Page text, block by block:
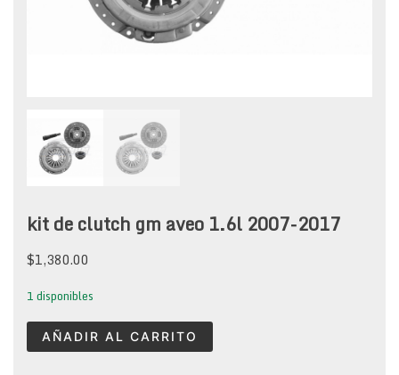
kit de clutch gm aveo 1.6l 2007-2017
$1,380.00
1 disponibles
kit
de
AÑADIR AL CARRITO